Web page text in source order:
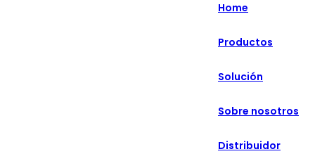
русский
Home
Productos
Solución
Sobre nosotros
Distribuidor